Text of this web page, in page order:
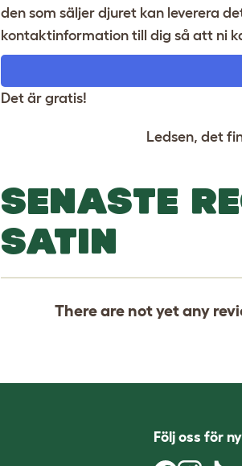
den som säljer djuret kan leverera
kontaktinformation till dig så att ni
Det är gratis!
Ledsen, det
SENASTE
SATIN
There are not yet any
Följ oss för